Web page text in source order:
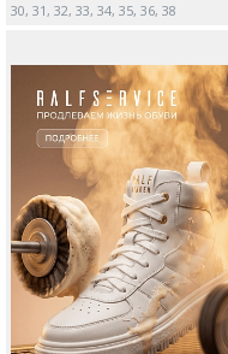
30, 31, 32, 33, 34, 35, 36, 38